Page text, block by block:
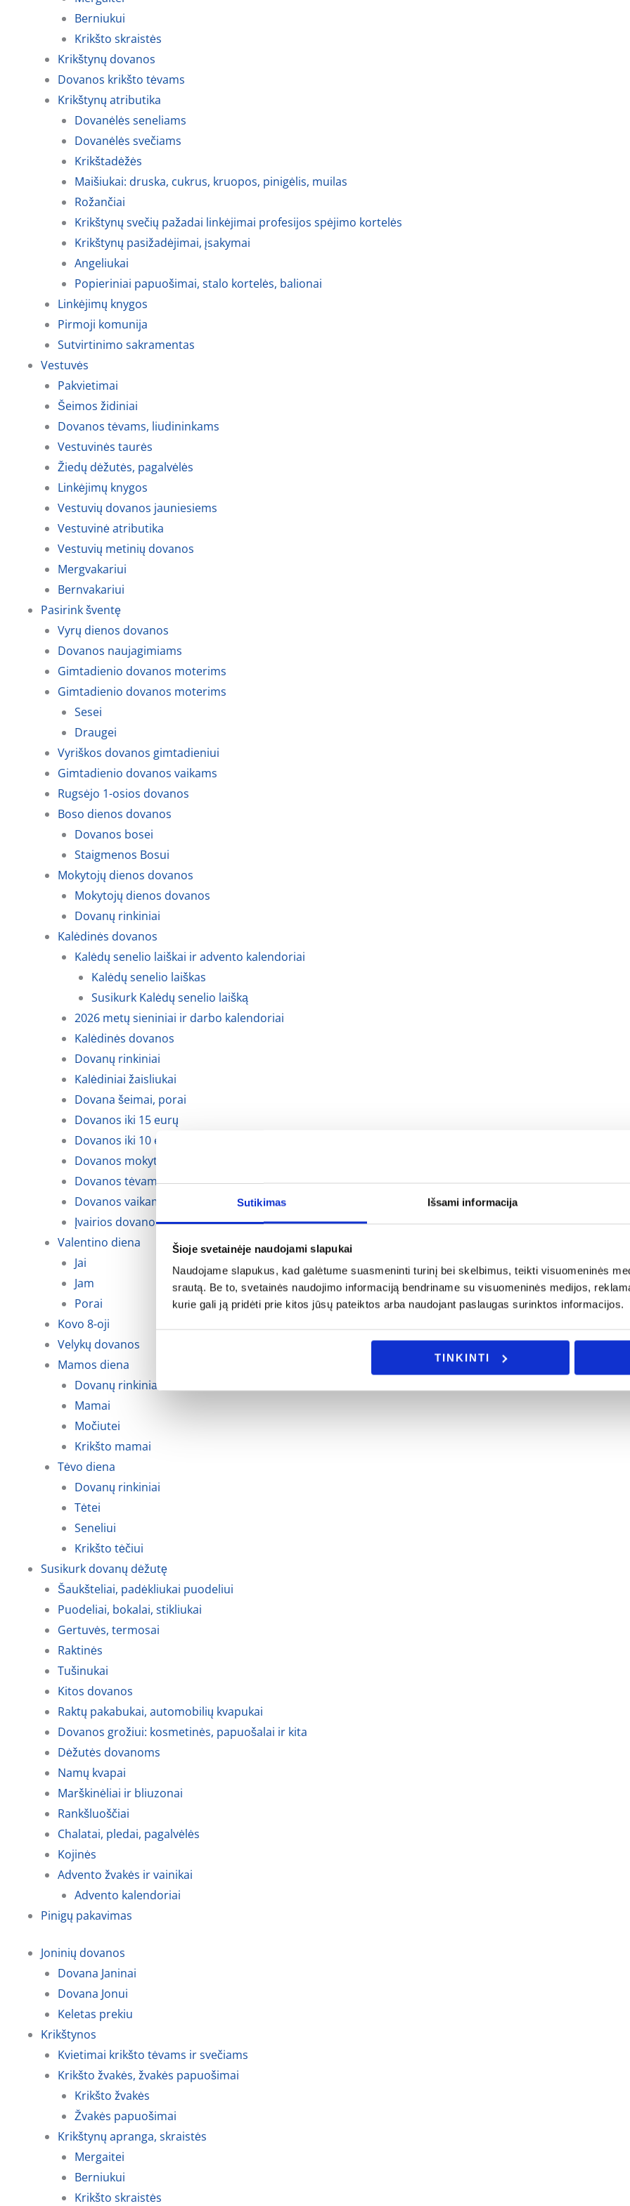
Sutikimas Išsami informacija
Šioje svetainėje naudojami slapukai
Naudojame slapukus, kad galėtume suasmeninti turinį bei skelbimus, teikti visuomeninės
srautą. Be to, svetainės naudojimo informaciją bendriname su visuomeninės medijos,
kurie gali ją pridėti prie kitos jūsų pateiktos arba naudojant paslaugas surinktos informacijos.
TINKINTI
Berniukui
Krikšto skraistės
Krikštynų dovanos
Dovanos krikšto tėvams
Krikštynų atributika
Dovanėlės seneliams
Dovanėlės svečiams
Krikštadėžės
Maišiukai: druska, cukrus, kruopos, pinigėlis, muilas
Rožančiai
Krikštynų svečių pažadai linkėjimai profesijos spėjimo kortelės
Krikštynų pasižadėjimai, įsakymai
Angeliukai
Popieriniai papuošimai, stalo kortelės, balionai
Linkėjimų knygos
Pirmoji komunija
Sutvirtinimo sakramentas
Vestuvės
Pakvietimai
Šeimos židiniai
Dovanos tėvams, liudininkams
Vestuvinės taurės
Žiedų dėžutės, pagalvėlės
Linkėjimų knygos
Vestuvių dovanos jauniesiems
Vestuvinė atributika
Vestuvių metinių dovanos
Mergvakariui
Bernvakariui
Pasirink šventę
Vyrų dienos dovanos
Dovanos naujagimiams
Gimtadienio dovanos moterims
Gimtadienio dovanos moterims
Sesei
Draugei
Vyriškos dovanos gimtadieniui
Gimtadienio dovanos vaikams
Rugsėjo 1-osios dovanos
Boso dienos dovanos
Dovanos bosei
Staigmenos Bosui
Mokytojų dienos dovanos
Mokytojų dienos dovanos
Dovanų rinkiniai
Kalėdinės dovanos
Kalėdų senelio laiškai ir advento kalendoriai
Kalėdų senelio laiškas
Susikurk Kalėdų senelio laišką
2026 metų sieniniai ir darbo kalendoriai
Kalėdinės dovanos
Dovanų rinkiniai
Kalėdiniai žaisliukai
Dovana šeimai, porai
Dovanos iki 15 eurų
Dovanos iki 10 eurų
Dovanos mokytojoms, auklėtojoms
Dovanos tėvams, krikšto tėvams ir seneliams
Dovanos vaikams
Įvairios dovanos kalėdoms
Valentino diena
Jai
Jam
Porai
Kovo 8-oji
Velykų dovanos
Mamos diena
Dovanų rinkiniai
Mamai
Močiutei
Krikšto mamai
Tėvo diena
Dovanų rinkiniai
Tėtei
Seneliui
Krikšto tėčiui
Susikurk dovanų dėžutę
Šaukšteliai, padėkliukai puodeliui
Puodeliai, bokalai, stikliukai
Gertuvės, termosai
Raktinės
Tušinukai
Kitos dovanos
Raktų pakabukai, automobilių kvapukai
Dovanos grožiui: kosmetinės, papuošalai ir kita
Dėžutės dovanoms
Namų kvapai
Marškinėliai ir bliuzonai
Rankšluoščiai
Chalatai, pledai, pagalvėlės
Kojinės
Advento žvakės ir vainikai
Advento kalendoriai
Pinigų pakavimas
Joninių dovanos
Dovana Janinai
Dovana Jonui
Keletas prekiu
Krikštynos
Kvietimai krikšto tėvams ir svečiams
Krikšto žvakės, žvakės papuošimai
Krikšto žvakės
Žvakės papuošimai
Krikštynų apranga, skraistės
Mergaitei
Berniukui
Krikšto skraistės